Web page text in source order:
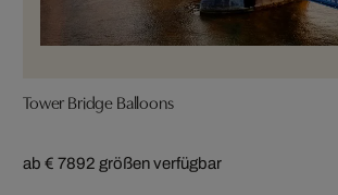
Tower Bridge Balloons
ab € 7892 größen verfügbar